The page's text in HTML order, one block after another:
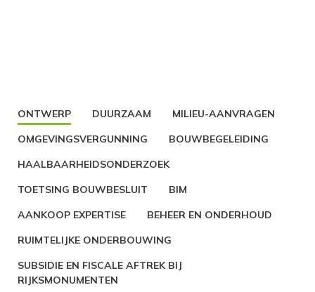
ONTWERP DUURZAAM
MILIEU-AANVRAGEN
OMGEVINGSVERGUNNING
BOUWBEGELEIDING
HAALBAARHEIDSONDERZOEK
TOETSING BOUWBESLUIT
BIM
AANKOOP EXPERTISE
BEHEER EN ONDERHOUD
RUIMTELIJKE ONDERBOUWING
SUBSIDIE EN FISCALE AFTREK BIJ
RIJKSMONUMENTEN